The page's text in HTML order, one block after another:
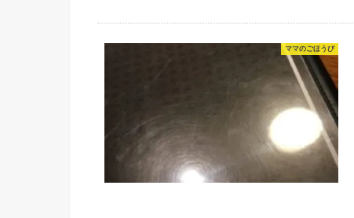
ママのごほうび